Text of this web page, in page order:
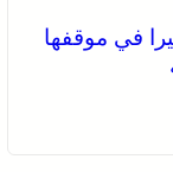
في موقفها